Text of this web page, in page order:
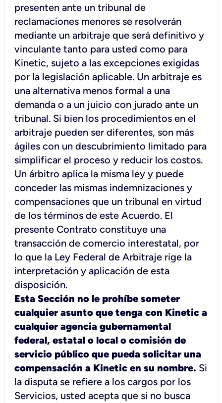
presenten ante un tribunal de
reclamaciones menores se resolverán
mediante un arbitraje que será definitivo y
vinculante tanto para usted como para
Kinetic, sujeto a las excepciones exigidas
por la legislación aplicable. Un arbitraje es
una alternativa menos formal a una
demanda o a un juicio con jurado ante un
tribunal. Si bien los procedimientos en el
arbitraje pueden ser diferentes, son más
ágiles con un descubrimiento limitado para
simplificar el proceso y reducir los costos.
Un árbitro aplica la misma ley y puede
conceder las mismas indemnizaciones y
compensaciones que un tribunal en virtud
de los términos de este Acuerdo. El
presente Contrato constituye una
transacción de comercio interestatal, por
lo que la Ley Federal de Arbitraje rige la
interpretación y aplicación de esta
disposición.
Esta Sección no le prohíbe someter
cualquier asunto que tenga con Kinetic a
cualquier agencia gubernamental
federal, estatal o local o comisión de
servicio público que pueda solicitar una
compensación a Kinetic en su nombre. Si
la disputa se refiere a los cargos por los
Servicios, usted acepta que si no busca